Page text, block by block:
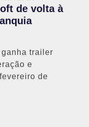
de volta à
trailer
e
de